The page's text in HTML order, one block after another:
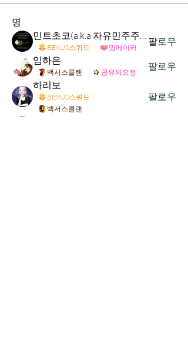
명
민트초코(a.k.a 자유민주주의 및 시장경제 가치수호)
BEXUS스쿼드 밈메이커
팔로우
임하은
백서스클랜 공유의요정
팔로우
하리보
BEXUS스쿼드
백서스클랜
팔로우